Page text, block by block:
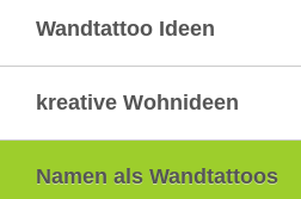
Wandtattoo Ideen
kreative Wohnideen
Namen als Wandtattoos